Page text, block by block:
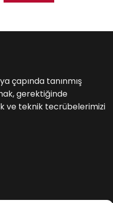
çapında tanınmış
gerektiğinde
ve teknik tecrübelerimizi